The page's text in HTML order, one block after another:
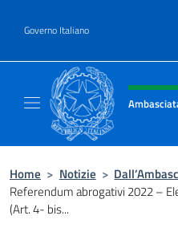
Governo Italiano
Intestazione
Home > Notizie >
Referendum abrogativi 2022 –
(Art. 4- bis...